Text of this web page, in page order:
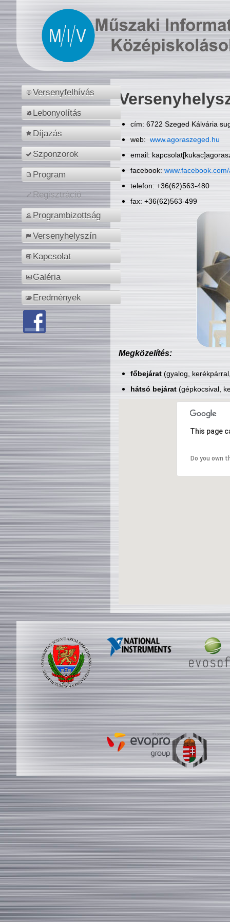
Versenyfelhívás
Lebonyolítás
Díjazás
Szponzorok
Program
Regisztráció
Programbizottság
Versenyhelyszín
Kapcsolat
Galéria
Eredmények
cím: 6722 Szeged Kálvária
web: www.agoraszeged.hu
email:
facebook:
telefon: +36(62)563-480
fax: +36(62)563-499
Megközelítés:
főbejárat(gyalog,
hátsó bejárat(gépkocsival,
This page
Do you own